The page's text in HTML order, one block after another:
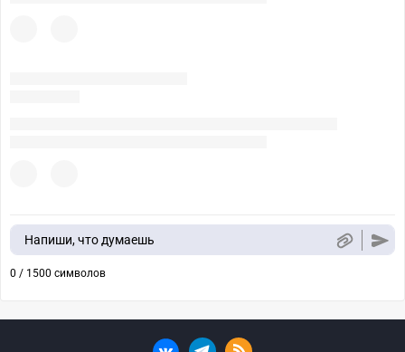
Напиши, что думаешь
0 / 1500 символов